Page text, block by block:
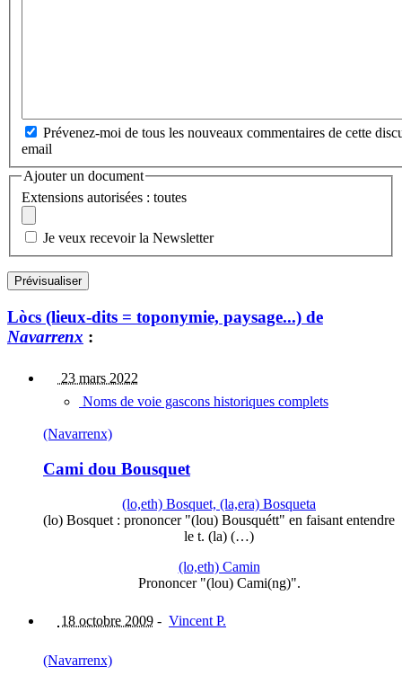
Prévenez-moi de tous les nouveaux commentaires de cette
email
Ajouter un document
Extensions autorisées : toutes
Je veux recevoir la Newsletter
Lòcs (lieux-dits = toponymie, paysage...) de
Navarrenx :
23 mars 2022
Noms de voie gascons historiques complets
(Navarrenx)
Cami dou Bousquet
(lo,eth) Bosquet, (la,era) Bosqueta
(lo) Bosquet : prononcer "(lou) Bousquétt" en faisant entendre
le t. (la) (…)
(lo,eth) Camin
Prononcer "(lou) Cami(ng)".
18 octobre 2009 - Vincent P.
(Navarrenx)